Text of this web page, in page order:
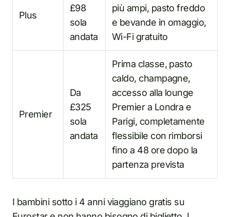
Plus
£98
sola
andata
più ampi, pasto freddo
e bevande in omaggio,
Wi-Fi gratuito
Premier
Da
£325
sola
andata
Prima classe, pasto
caldo, champagne,
accesso alla lounge
Premier a Londra e
Parigi, completamente
flessibile con rimborsi
fino a 48 ore dopo la
partenza prevista
I bambini sotto i 4 anni viaggiano gratis su